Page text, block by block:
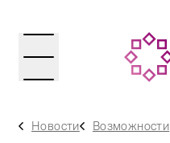
Новости Возможности